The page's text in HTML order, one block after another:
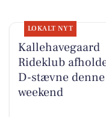
LOKALT NYT
Kallehavegaard
Rideklub
D-stævne denne
weekend